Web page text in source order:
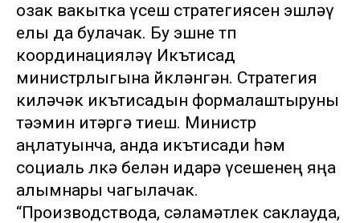
озак вакытка үсеш стратегиясен эшләү
елы да булачак. Бу эшне төп
координацияләү Икътисад
министрлыгына йөкләнгән. Стратегия
киләчәк икътисадын формалаштыруны
тәэмин итәргә тиеш. Министр
аңлатуынча, анда икътисади һәм
социаль өлкә белән идарә үсешенең яңа
алымнары чагылачак.
“Производствода, сәламәтлек саклауда,